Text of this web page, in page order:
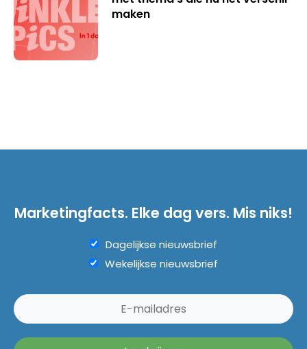
maken
Marketingfacts. Elke dag vers. Mis niks!
Dagelijkse nieuwsbrief
Wekelijkse nieuwsbrief